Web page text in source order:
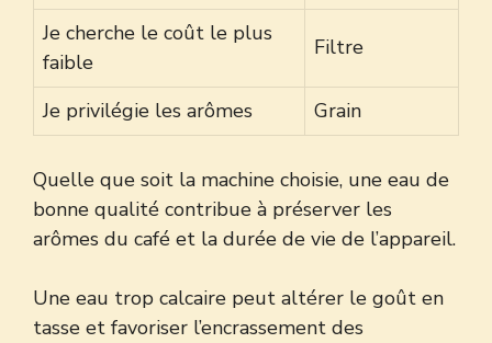
Je cherche le coût le plus
faible
Filtre
Je privilégie les arômes Grain
Quelle que soit la machine choisie, une eau de
bonne qualité contribue à préserver les
arômes du café et la durée de vie de l’appareil.
Une eau trop calcaire peut altérer le goût en
tasse et favoriser l’encrassement des